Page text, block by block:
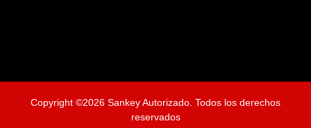
Copyright ©2026 Sankey Autorizado. Todos los derechos
reservados